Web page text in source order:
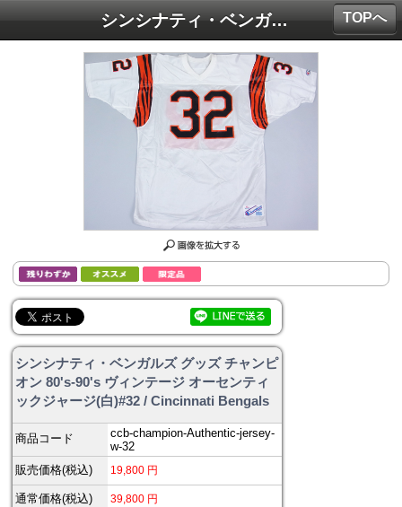
シンシナティ・ベンガルズ グッズ チャンピオン 80's-90's ヴィンテージ オーセンティックジャージ(白)#32 / Cincinnati Bengals
シンシナティ・ベンガルズ グッズ チャンピ
オン 80's-90's ヴィンテージ オーセンティ
ックジャージ(白)#32 / Cincinnati Bengals
商品コード
ccb-champion-Authentic-jersey-
w-32
販売価格(税込)
19,800 円
通常価格(税込) 39,800 円
TOPへ